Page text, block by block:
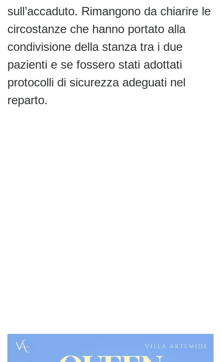
sull’accaduto. Rimangono da chiarire le
circostanze che hanno portato alla
condivisione della stanza tra i due
pazienti e se fossero stati adottati
protocolli di sicurezza adeguati nel
reparto.